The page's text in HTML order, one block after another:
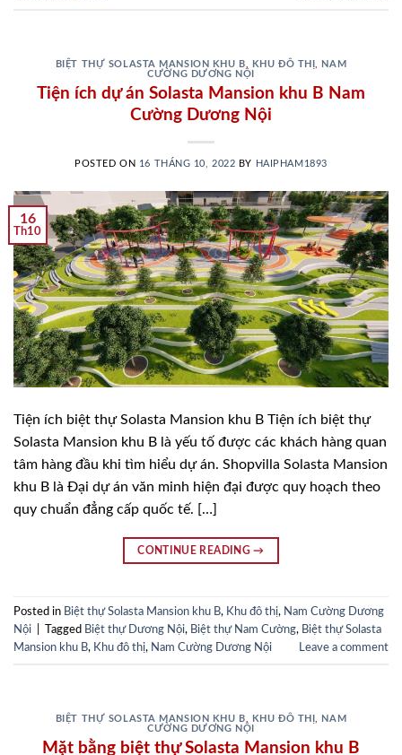
BIỆT THỰ SOLASTA MANSION KHU B KHU ĐÔ THỊ
NAM
CƯỜNG DƯƠNG NỘI
Tiện ích dự án Solasta Mansion khu B Nam
Cường Dương Nội
POSTED ON 16 THÁNG 10, 2022 BY HAIPHAM1893
16
Th10
Tiện ích biệt thự Solasta Mansion khu B Tiện ích biệt thự
Solasta Mansion khu B là yếu tố được các khách hàng quan
tâm hàng đầu khi tìm hiểu dự án. Shopvilla Solasta Mansion
khu B là Đại dự án văn minh hiện đại được quy hoạch theo
quy chuẩn đẳng cấp quốc tế. […]
CONTINUE READING→
Posted in Biệt thự Solasta Mansion khu B, Khu đô thị, Nam Cường Dương
Nội
Tagged Biệt thự Dương Nội, Biệt thự Nam Cường, Biệt thự Solasta
Mansion khu B, Khu đô thị, Nam Cường Dương Nội Leave a comment
BIỆT THỰ SOLASTA MANSION KHU B KHU ĐÔ THỊ
NAM
CƯỜNG DƯƠNG NỘI
Mặt bằng biệt thự Solasta Mansion khu B